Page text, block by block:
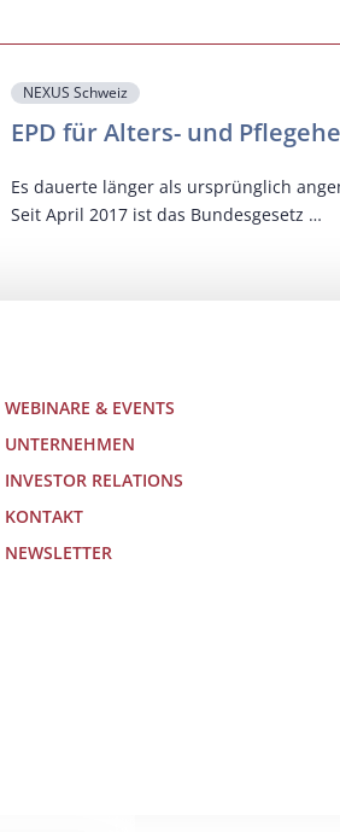
NEXUS Schweiz
EPD für Alters- und
Es dauerte länger als ursprünglich
Seit April 2017 ist das Bundesgesetz …
WEBINARE & EVENTS
UNTERNEHMEN
INVESTOR RELATIONS
KONTAKT
NEWSLETTER